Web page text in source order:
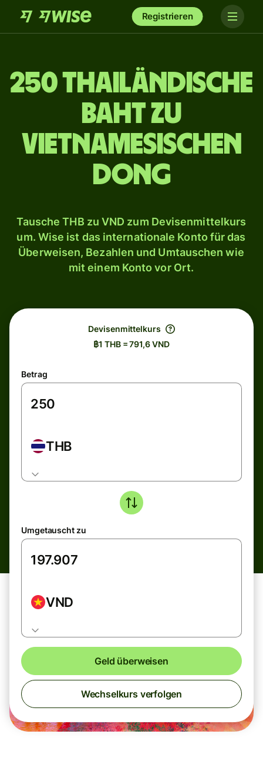
Registrieren
250 thailändische
Baht zu
vietnamesischen
Dong
Tausche THB zu VND zum Devisenmittelkurs
um. Wise ist das internationale Konto für das
Überweisen, Bezahlen und Umtauschen wie
mit einem Konto vor Ort.
Devisenmittelkurs
฿1 THB = 791,6 VND
Betrag
THB
Umgetauscht zu
VND
Geld überweisen
Wechselkurs verfolgen